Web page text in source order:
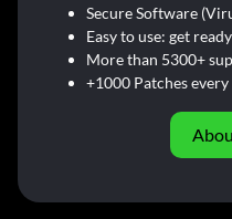
Secure Software
Easy to use: get
More than 5300+
+1000 Patches